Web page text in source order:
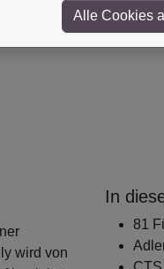
wird von
In
81
Alle Cookies